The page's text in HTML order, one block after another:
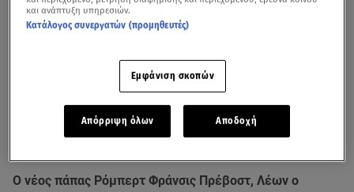
O νέος πάπας Ρόμπερτ Φράνσις Πρέβοστ, Λέων ο
και ανάπτυξη υπηρεσιών.
Κατάλογος συνεργατών (προμηθευτές)
Εμφάνιση σκοπών
Απόρριψη όλων Αποδοχή